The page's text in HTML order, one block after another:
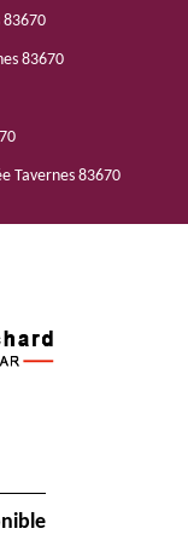
83670
83670
Tavernes 83670